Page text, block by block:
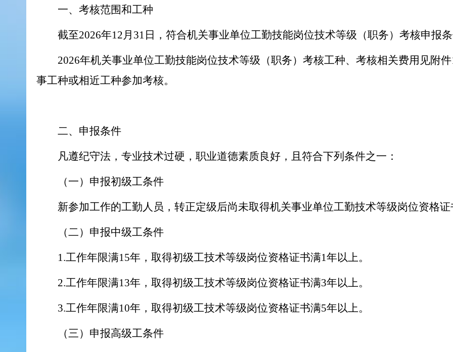
一、考核范围和工种
截至2026年12月31日，符合机关事业单位工勤技能岗位技术等级（职务）考核申报
2026年机关事业单位工勤技能岗位技术等级（职务）考核工种、考核相关费用见附
事工种或相近工种参加考核。
二、申报条件
凡遵纪守法，专业技术过硬，职业道德素质良好，且符合下列条件之一：
（一）申报初级工条件
新参加工作的工勤人员，转正定级后尚未取得机关事业单位工勤技术等级岗位资格
（二）申报中级工条件
1.工作年限满15年，取得初级工技术等级岗位资格证书满1年以上。
2.工作年限满13年，取得初级工技术等级岗位资格证书满3年以上。
3.工作年限满10年，取得初级工技术等级岗位资格证书满5年以上。
（三）申报高级工条件